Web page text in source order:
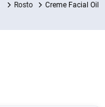
Rosto
Creme Facial Oil